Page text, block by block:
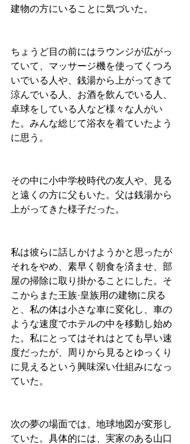
建物の方にいることに気づいた。
ちょうど目の前にはラウンジが広がっ
ていて、マッサージ機を使ってくつろ
いでいる人や、銭湯から上がってきて
涼んでいる人、お酒を飲んでいる人、
卓球をしている人など様々な人がい
た。みんな総じて浴衣を着ていたよう
に思う。
その中に小中学校時代の友人や、見る
と遠くの方に父もいた。父は銭湯から
上がってきた様子だった。
私は彼らに話しかけようかと思ったが
それをやめ、素早く朝食を済ませ、部
屋の掃除に取り掛かることにした。そ
こからまた王族·皇族用の建物に戻る
と、私の体は小さな車に変化し、車の
ような速度でホテルの中を移動し始め
た。私にとってはそれはとても早い速
度だったが、周りから見るとゆっくり
に見えるという興味深い仕組みになっ
ていた。
次の夢の場面では、地球地図が変形し
ていた。具体的には、実家のある山口